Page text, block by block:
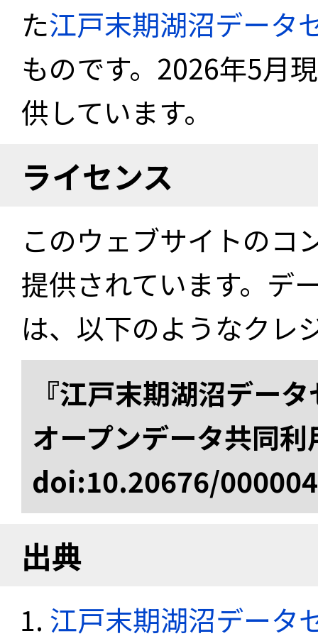
た江戸末期湖沼データ
ものです。2026年5月
供しています。
ライセンス
このウェブサイトのコ
提供されています。デ
は、以下のようなクレ
『江戸末期湖沼デー
オープンデータ共同
doi:10.20676/
出典
江戸末期湖沼データ